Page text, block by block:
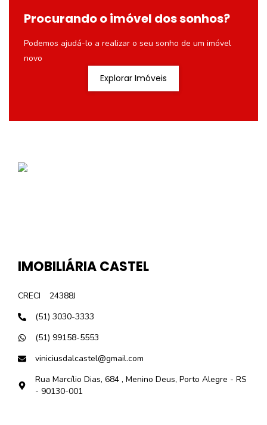
Procurando o imóvel dos sonhos?
Podemos ajudá-lo a realizar o seu sonho de um imóvel
novo
Explorar Imóveis
IMOBILIÁRIA CASTEL
CRECI
24388J
(51) 3030-3333
(51) 99158-5553
viniciusdalcastel@gmail.com
Rua Marcílio Dias, 684 , Menino Deus, Porto Alegre - RS
- 90130-001